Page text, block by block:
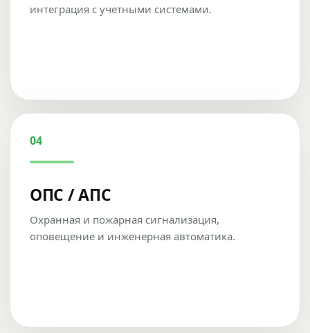
интеграция с учетными системами.
04
ОПС / АПС
Охранная и пожарная сигнализация,
оповещение и инженерная автоматика.